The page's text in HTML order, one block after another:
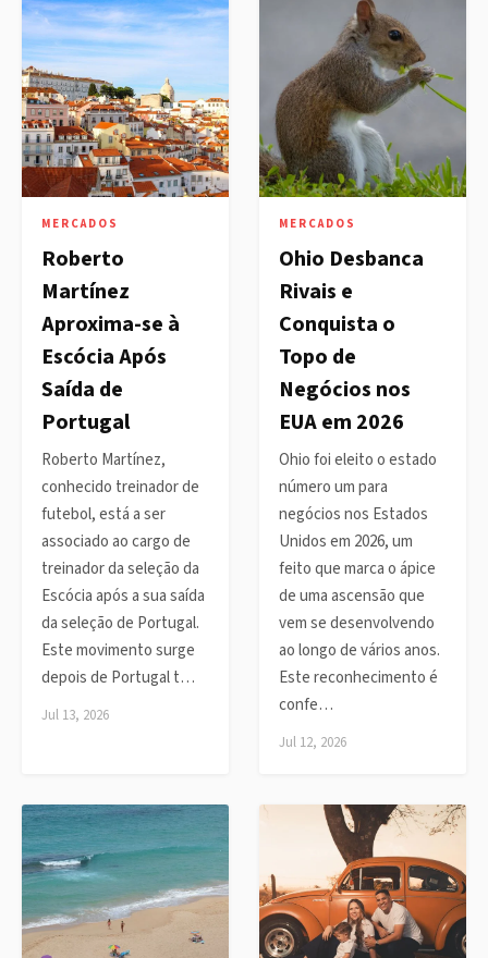
MERCADOS
Roberto
Martínez
Aproxima-se à
Escócia Após
Saída de
Portugal
Roberto Martínez,
conhecido treinador de
futebol, está a ser
associado ao cargo de
treinador da seleção da
Escócia após a sua saída
da seleção de Portugal.
Este movimento surge
depois de Portugal t…
Jul 13, 2026
MERCADOS
Ohio Desbanca
Rivais e
Conquista o
Topo de
Negócios nos
EUA em 2026
Ohio foi eleito o estado
número um para
negócios nos Estados
Unidos em 2026, um
feito que marca o ápice
de uma ascensão que
vem se desenvolvendo
ao longo de vários anos.
Este reconhecimento é
confe…
Jul 12, 2026